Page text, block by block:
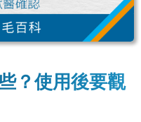
？使用後要觀